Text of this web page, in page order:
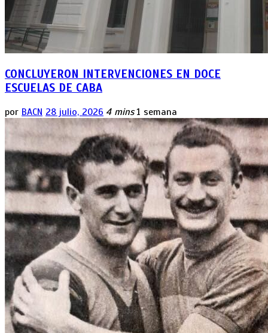
CONCLUYERON INTERVENCIONES EN DOCE
ESCUELAS DE CABA
por BACN 28 julio, 2026 4 mins 1 semana